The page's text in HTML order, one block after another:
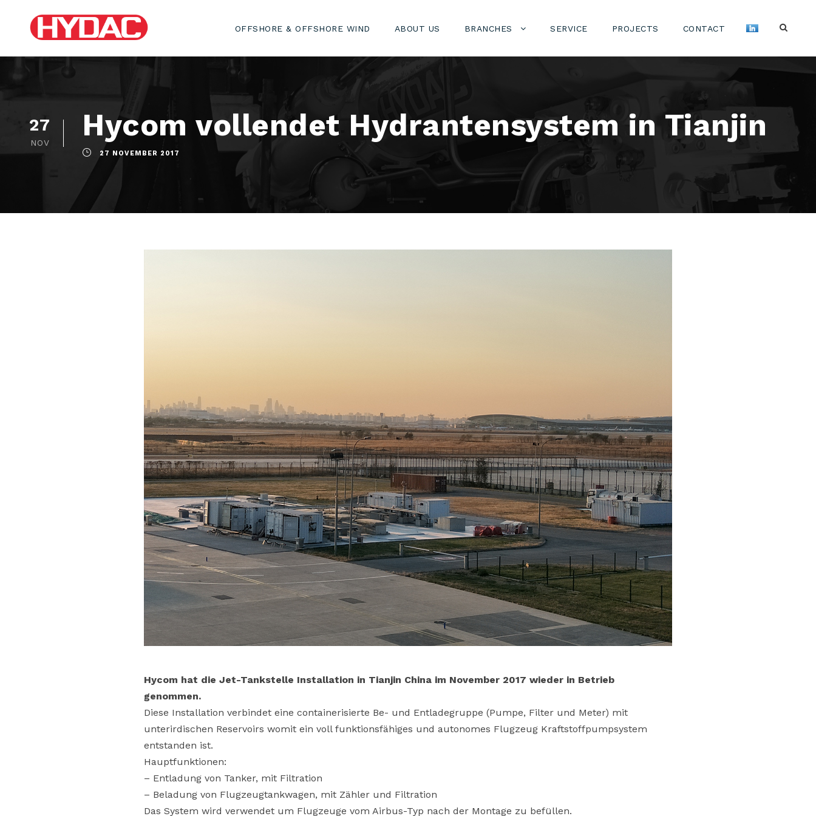
OFFSHORE & OFFSHORE WIND ABOUT US BRANCHES SERVICE PROJECTS CONTACT
27
NOV Hycom vollendet Hydrantensystem in Tianjin
27 NOVEMBER 2017
Hycom hat die Jet-Tankstelle Installation in Tianjin China im November 2017 wieder in Betrieb
genommen.
Diese Installation verbindet eine containerisierte Be- und Entladegruppe (Pumpe, Filter und Meter) mit
unterirdischen Reservoirs womit ein voll funktionsfähiges und autonomes Flugzeug Kraftstoffpumpsystem
entstanden ist.
Hauptfunktionen:
– Entladung von Tanker, mit Filtration
– Beladung von Flugzeugtankwagen, mit Zähler und Filtration
Das System wird verwendet um Flugzeuge vom Airbus-Typ nach der Montage zu befüllen.